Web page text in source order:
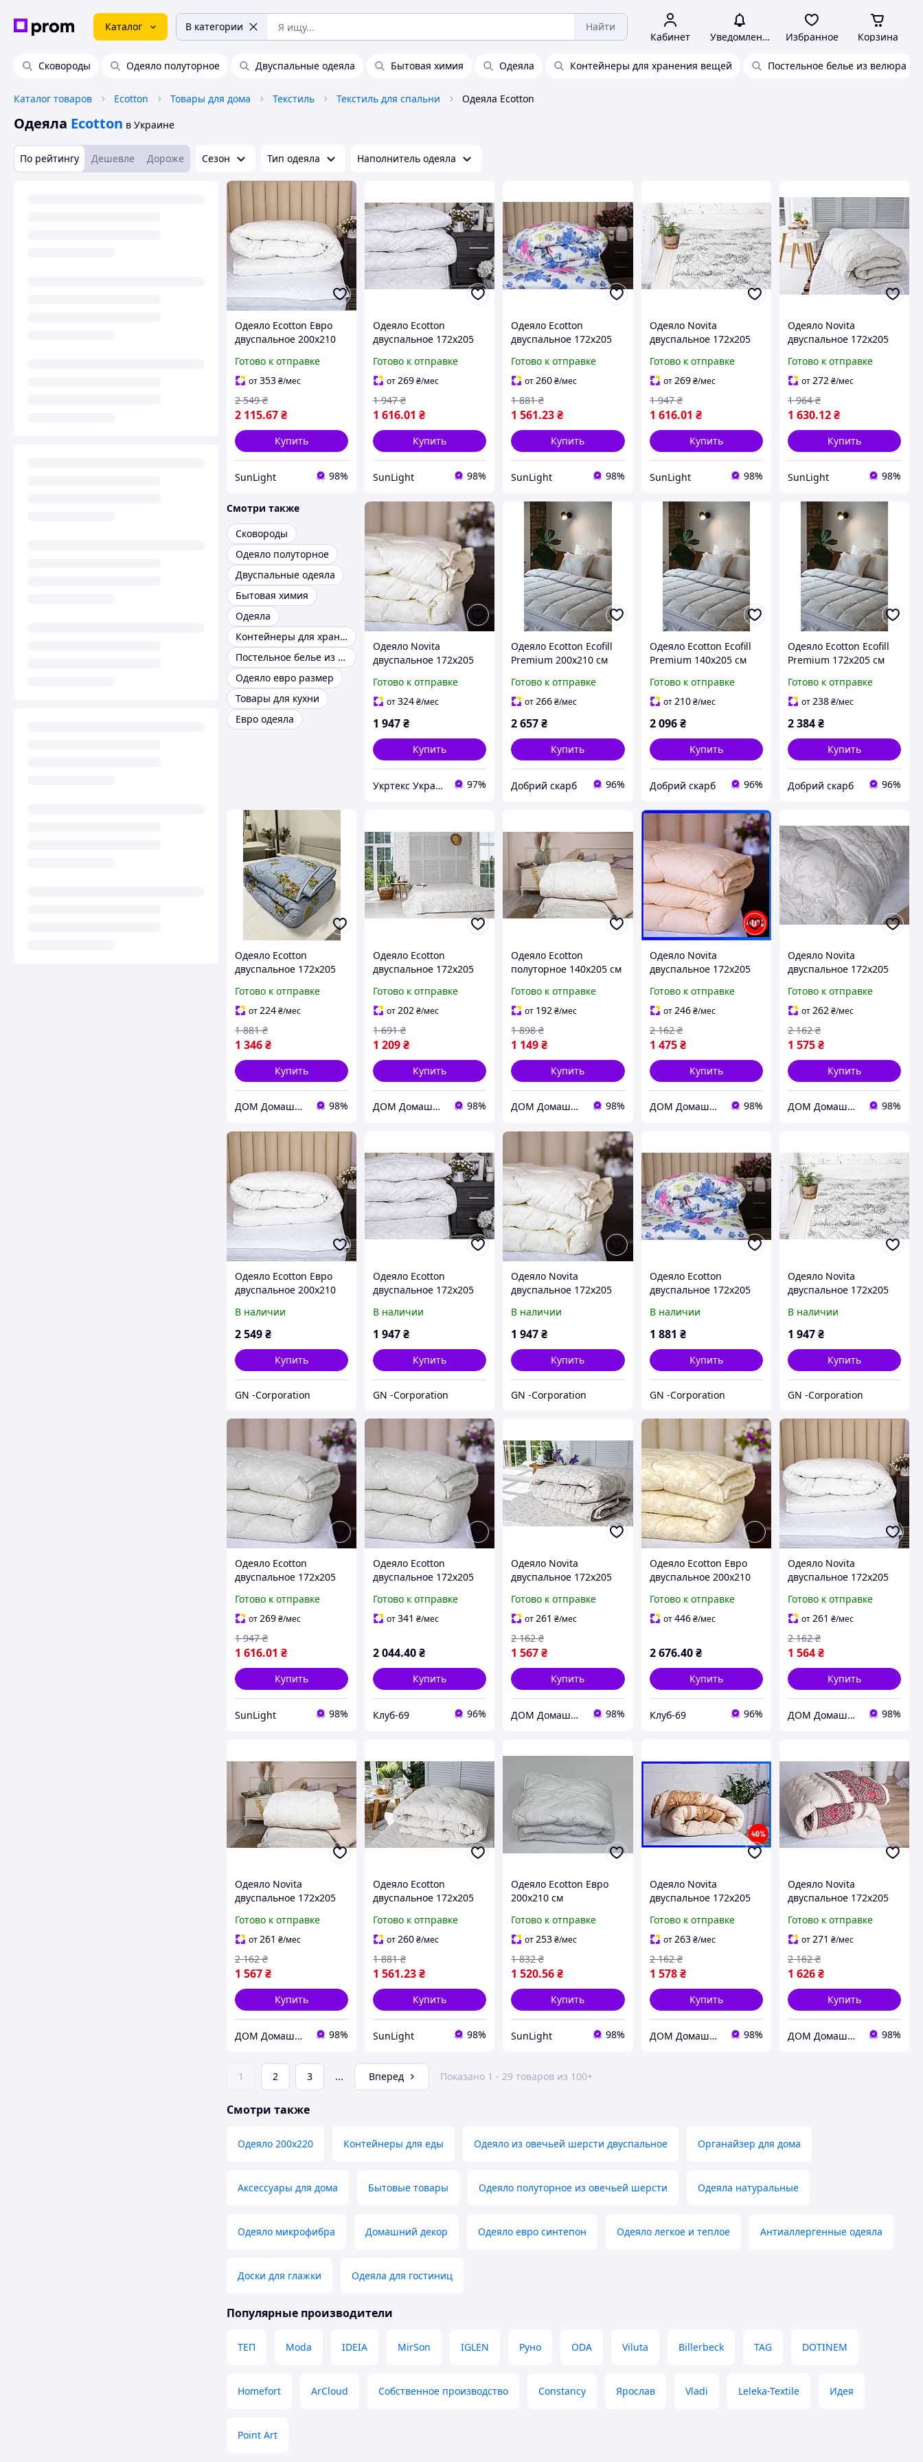
Каталог В категории Найти
Кабинет Уведомления Избранное Корзина
Сковороды Одеяло полуторное Двуспальные одеяла Бытовая химия Одеяла Контейнеры для хранения вещей Постельное белье из велюра
Каталог товаров Ecotton Товары для дома Текстиль Текстиль для спальни Одеяла Ecotton
Одеяла Ecotton в Украине
По рейтингу Дешевле Дороже Сезон Тип одеяла Наполнитель одеяла
Одеяло Ecotton Евро
двуспальное 200х210
сатин белое 20-0709
White NTN KLB
Готово к отправке
от353₴/мес
2 115.67₴
2 549 ₴
Купить
SunLight 98%
Одеяло Ecotton
двуспальное 172х205
бязь бежевое 40-0867
Papirus
Готово к отправке
от269₴/мес
1 616.01 ₴
1 947 ₴
Купить
SunLight 98%
Одеяло Ecotton
двуспальное 172х205
стеганое из бязи белое
20-1455 Pink
Готово к отправке
от260₴/мес
1 561.23₴
1 881 ₴
Купить
SunLight 98%
Одеяло Novita
двуспальное 172х205
бязь серое 40-0965
Grey
Готово к отправке
от269 ₴/мес
1 616.01 ₴
1 947 ₴
Купить
SunLight 98%
Одеяло Novita
двуспальное 172х205
бязь бежевое 40-0915
beige санлайт
Готово к отправке
от272₴/мес
1 630.12₴
1 964 ₴
Купить
SunLight 98%
Смотри также
Сковороды
Одеяло полуторное
Двуспальные одеяла
Бытовая химия
Одеяла
Контейнеры для хранения вещей
Постельное белье из велюра
Одеяло евро размер
Товары для кухни
Евро одеяла
Одеяло Novita
двуспальное 172х205
бязь бежевое 20-1154
papyrus NTN KLB
Готово к отправке
от324₴/мес
1 947₴
Купить
Укртекс Украинский текстиль от Харьковского производителя 97%
Одеяло Ecotton Ecofill
Premium 200х210 см
биопухом белое в
чехле для хранения
Готово к отправке
от266₴/мес
2 657₴
Купить
Добрий скарб 96%
Одеяло Ecotton Ecofill
Premium 140х205 см
антиалергенное с
биопухом белое в
Готово к отправке
от210 ₴/мес
2 096 ₴
Купить
Добрий скарб 96%
Одеяло Ecotton Ecofill
Premium 172х205 см
антиаллергенное с
био-пухом белое в
MDR
Готово к отправке
от238₴/мес
2 384₴
Купить
Добрий скарб 96%
Одеяло Ecotton
двуспальное 172х205
стеганое голубое 50-
0012 Blue
Готово к отправке
от 224₴/мес
1 346₴
1 881 ₴
Купить
ДОМ Домашний Текстиль и Организация пространства 98%
Одеяло Ecotton
двуспальное 172х205
хлопковое белое 20-
1371 White
Готово к отправке
от202 ₴/мес
1 209₴
1 691 ₴
Купить
ДОМ Домашний Текстиль и Организация пространства 98%
Одеяло Ecotton
полуторное 140х205 см
бязь молочное 20-0256
Ivory paste
Готово к отправке
от 192 ₴/мес
1 149₴
1 898 ₴
Купить
ДОМ Домашний Текстиль и Организация пространства 98%
Одеяло Novita
двуспальное 172х205
бязь бежевый 00-0060
beige
Готово к отправке
от 246 ₴/мес
1 475 ₴
2 162 ₴
Купить
ДОМ Домашний Текстиль и Организация пространства 98%
Одеяло Novita
двуспальное 172х205
бязь бежевый 20-0709
cream
Готово к отправке
от 262 ₴/мес
1 575₴
2 162 ₴
Купить
ДОМ Домашний Текстиль и Организация пространства 98%
Одеяло Ecotton Евро
двуспальное 200х210
сатин белое 20-0709
White
В наличии
2 549₴
Купить
GN -Corporation
Одеяло Ecotton
двуспальное 172х205
бязь бежевое 40-0867
Papirus
В наличии
1 947₴
Купить
GN -Corporation
Одеяло Novita
двуспальное 172х205
бязь бежевое 20-1154
papyrus
В наличии
1 947₴
Купить
GN -Corporation
Одеяло Ecotton
двуспальное 172х205
стеганое из бязи белое
20-1455 Pink
В наличии
1 881 ₴
Купить
GN -Corporation
Одеяло Novita
двуспальное 172х205
бязь серое 40-0965
Grey
В наличии
1 947₴
Купить
GN -Corporation
Одеяло Ecotton
двуспальное 172х205
бязь Орнамент 6644
white
Готово к отправке
от269₴/мес
1 616.01 ₴
1 947 ₴
Купить
SunLight 98%
Одеяло Ecotton
двуспальное 172х205
бязь Орнамент 6644
white NTN KLB
Готово к отправке
от341 ₴/мес
2 044.40₴
Купить
Клуб-69 96%
Одеяло Novita
двуспальное 172х205
бязь бежевый 20-1154
beige
Готово к отправке
от261 ₴/мес
1 567₴
2 162 ₴
Купить
ДОМ Домашний Текстиль и Организация пространства 98%
Одеяло Ecotton Евро
двуспальное 200х210
стеганное желтого
цвета REMONT.NICK
Готово к отправке
от446 ₴/мес
2 676.40 ₴
Купить
Клуб-69 96%
Одеяло Novita
двуспальное 172х205
сатин белый 20-0709
White
Готово к отправке
от261 ₴/мес
1 564₴
2 162 ₴
Купить
ДОМ Домашний Текстиль и Организация пространства 98%
Одеяло Novita
двуспальное 172х205
бязь бежевое 20-0256
Ivory Paste NTN KLB
Готово к отправке
от261 ₴/мес
1 567₴
2 162 ₴
Купить
ДОМ Домашний Текстиль и Организация пространства 98%
Одеяло Ecotton
двуспальное 172х205
стеганое из бязи белое
40-0968 white
Готово к отправке
от260₴/мес
1 561.23₴
1 881 ₴
Купить
SunLight 98%
Одеяло Ecotton Евро
200х210 см
Полисатин белое
рис.Ecotton NTN KLB
Готово к отправке
от253₴/мес
1 520.56₴
1 832 ₴
Купить
SunLight 98%
Одеяло Novita
двуспальное 172х205
бязь бежевый
Орнамент 40-0916
brown
Готово к отправке
от263 ₴/мес
1 578 ₴
2 162 ₴
Купить
ДОМ Домашний Текстиль и Организация пространства 98%
Одеяло Novita
двуспальное 172х205
бязь бежевый
Орнамент 40-0917 red
Готово к отправке
от271 ₴/мес
1 626₴
2 162 ₴
Купить
ДОМ Домашний Текстиль и Организация пространства 98%
1 2 3 ... Вперед Показано 1 - 29 товаров из 100+
Смотри также
Одеяло 200х220 Контейнеры для еды Одеяло из овечьей шерсти двуспальное Органайзер для дома
Аксессуары для дома Бытовые товары Одеяло полуторное из овечьей шерсти Одеяла натуральные
Одеяло микрофибра Домашний декор Одеяло евро синтепон Одеяло легкое и теплое Антиаллергенные одеяла
Доски для глажки Одеяла для гостиниц
Популярные производители
ТЕП Moda IDEIA MirSon IGLEN Руно ODA Viluta Billerbeck TAG DOTINEM
Homefort ArCloud Собственное производство Constancy Ярослав Vladi Leleka-Textile Идея
Point Art